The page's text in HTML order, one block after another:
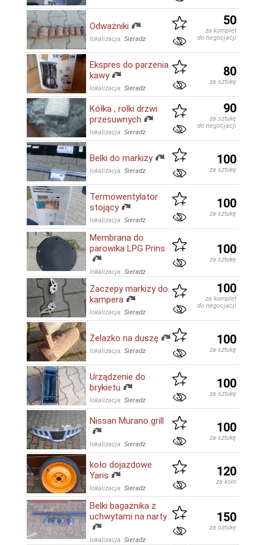
Odważniki
lokalizacja: Sieradz
50
za komplet
do negocjacji
Ekspres do parzenia
kawy
lokalizacja: Sieradz
80
za sztukę
Kółka , rolki drzwi
przesuwnych
lokalizacja: Sieradz
90
za sztukę
do negocjacji
Belki do markizy
lokalizacja: Sieradz
100
za sztukę
Termowentylator
stojący
lokalizacja: Sieradz
100
za sztukę
Membrana do
parowika LPG Prins
lokalizacja: Sieradz
100
za sztukę
Zaczepy markizy do
kampera
lokalizacja: Sieradz
100
za komplet
do negocjacji
Żelazko na duszę
lokalizacja: Sieradz
100
za sztukę
Urządzenie do
brykietu
lokalizacja: Sieradz
100
za sztukę
Nissan Murano grill
lokalizacja: Sieradz
100
za sztukę
koło dojazdowe
Yaris
lokalizacja: Sieradz
120
za koło
Belki bagażnika z
uchwytami na narty
lokalizacja: Sieradz
150
za sztukę